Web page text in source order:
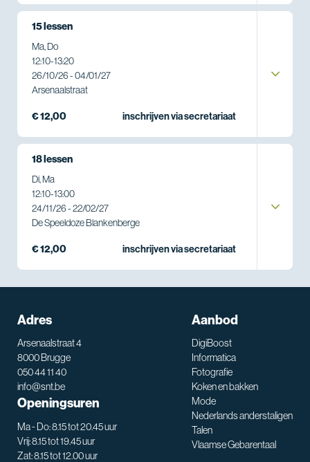
15 lessen
Ma, Do
12:10-13:20
26/10/26 - 04/01/27
Arsenaalstraat
€ 12,00 inschrijven via secretariaat
18 lessen
Di, Ma
12:10-13:00
24/11/26 - 22/02/27
De Speeldoze Blankenberge
€ 12,00 inschrijven via secretariaat
Adres
Arsenaalstraat 4
8000 Brugge
050 44 11 40
info@snt.be
Openingsuren
Ma - Do: 8.15 tot 20.45 uur
Vrij: 8.15 tot 19.45 uur
Zat: 8.15 tot 12.00 uur
Aanbod
DigiBoost
Informatica
Fotografie
Koken en bakken
Mode
Nederlands anderstaligen
Talen
Vlaamse Gebarentaal